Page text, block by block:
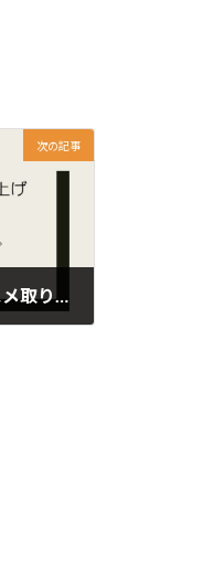
次の記事
JMECコスメの価格改定＆新規コスメ取り扱い